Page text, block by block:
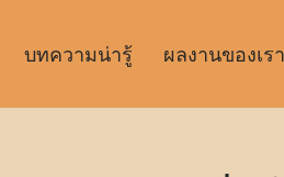
บทความน่ารู้ ผลงานของเรา